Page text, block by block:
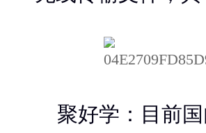
聚好学：目前